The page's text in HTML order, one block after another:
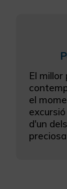
El
el
d'un